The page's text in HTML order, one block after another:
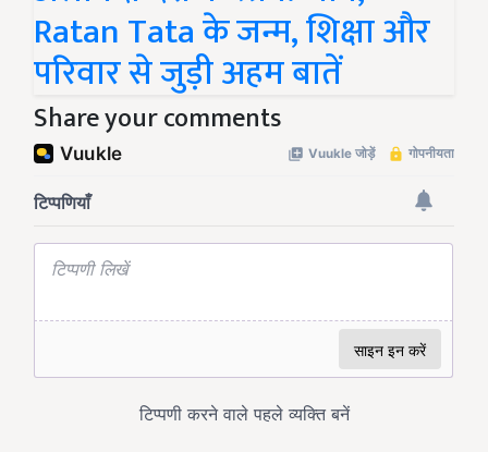
Ratan Tata के जन्म, शिक्षा और
परिवार से जुड़ी अहम बातें
Share your comments